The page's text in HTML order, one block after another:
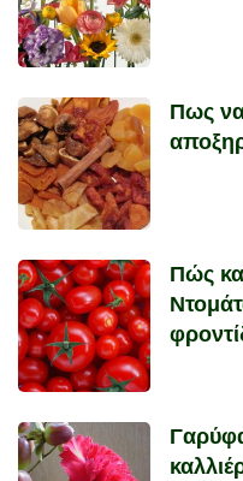
Πως να
Πώς